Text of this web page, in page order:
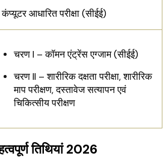
कंप्यूटर आधारित परीक्षा (सीईई)
चरण I – कॉमन एंट्रेंस एग्जाम (सीईई)
चरण II – शारीरिक दक्षता परीक्षा, शारीरिक
माप परीक्षण, दस्तावेज सत्यापन एवं
चिकित्सीय परीक्षण
तिथियां 2026